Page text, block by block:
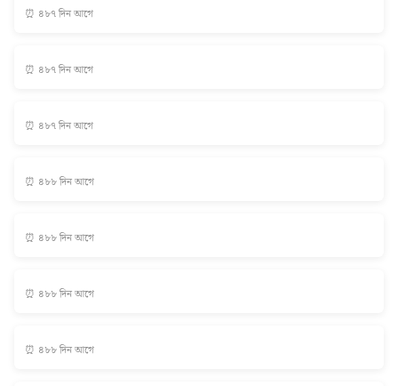
⏰ ৪৮৭ দিন আগে
⏰ ৪৮৭ দিন আগে
⏰ ৪৮৭ দিন আগে
⏰ ৪৮৮ দিন আগে
⏰ ৪৮৮ দিন আগে
⏰ ৪৮৮ দিন আগে
⏰ ৪৮৮ দিন আগে